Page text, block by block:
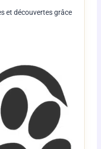
et découvertes grâce